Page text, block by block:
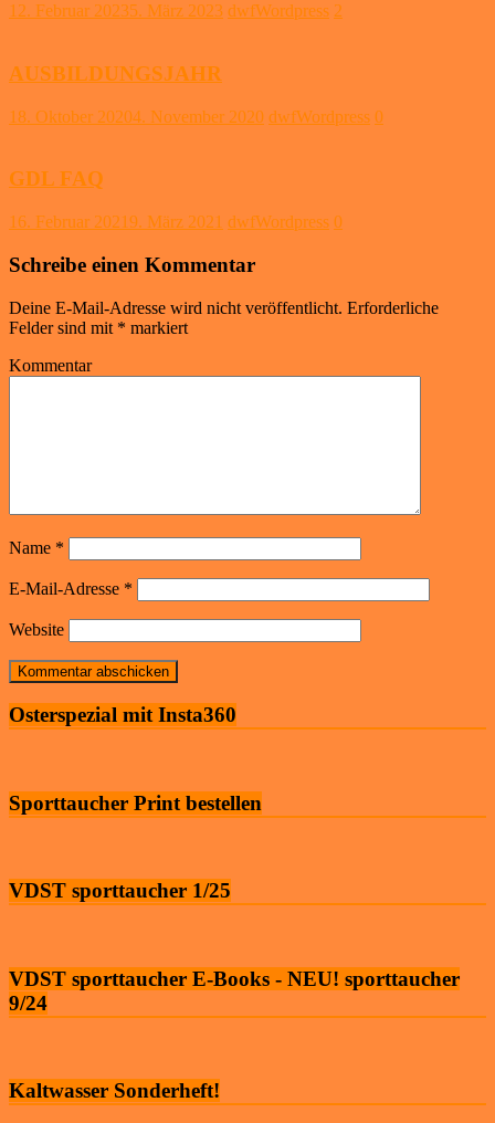
12. Februar 20235. März 2023 dwfWordpress 2
AUSBILDUNGSJAHR
18. Oktober 20204. November 2020 dwfWordpress 0
GDL FAQ
16. Februar 20219. März 2021 dwfWordpress 0
Schreibe einen Kommentar
Deine E-Mail-Adresse wird nicht veröffentlicht. Erforderliche
Felder sind mit * markiert
Kommentar
Name *
E-Mail-Adresse *
Website
Osterspezial mit Insta360
Sporttaucher Print bestellen
VDST sporttaucher 1/25
VDST sporttaucher E-Books - NEU! sporttaucher
9/24
Kaltwasser Sonderheft!